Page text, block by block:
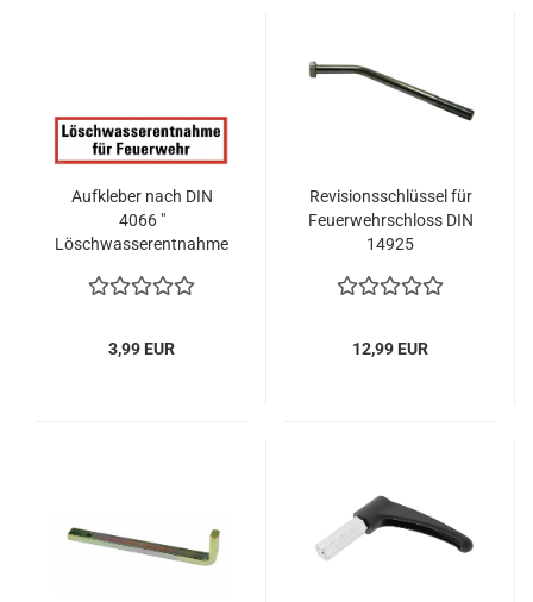
Aufkleber nach DIN
4066 "
Löschwasserentnahme
mm
3,99 EUR
Revisionsschlüssel für
Feuerwehrschloss DIN
14925
12,99 EUR